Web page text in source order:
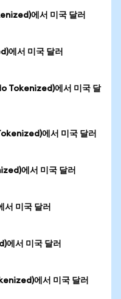
에서 미국 달러
에서 미국 달러
Tokenized)에서 미국 달
에서 미국 달러
에서 미국 달러
미국 달러
서 미국 달러
에서 미국 달러